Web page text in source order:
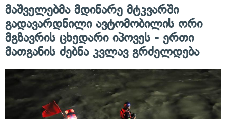
მაშველებმა მდინარე მტკვარში
გადავარდნილი ავტომობილის ორი
მგზავრის ცხედარი იპოვეს - ერთი
მათგანის ძებნა კვლავ გრძელდება